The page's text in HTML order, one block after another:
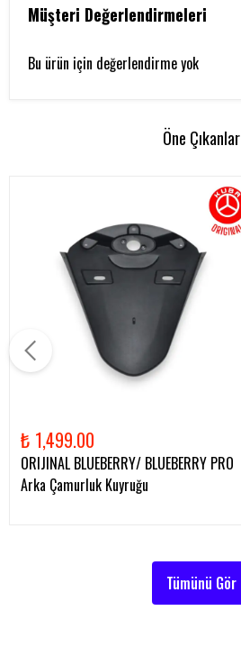
Müşteri Değerlendirmeleri
Bu ürün için değerlendirme yok
Öne Çıkanlar
₺ 1,499.00
ORIJINAL BLUEBERRY/ BLUEBERRY PRO
Arka Çamurluk Kuyruğu
Tümünü Gör